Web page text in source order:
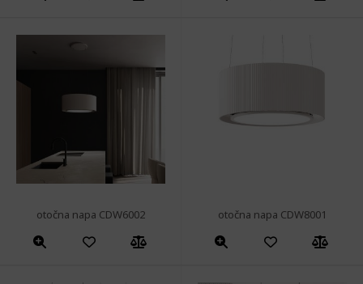
otočna napa CDW6002 otočna napa CDW8001